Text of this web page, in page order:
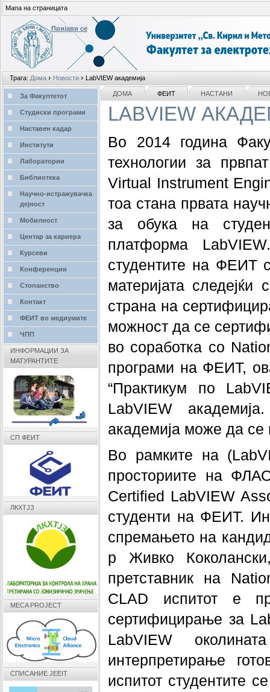
Лични
алати
Пријави се
Трага: Дома › Новости › LabVIEW академија
Мапа на страницата
делови
ДОМА ФЕИТ НАСТАНИ
LABVIEW
Во 2014 година
технологии за
Virtual Instrument
тоа стана првата
за обука на
платформа
студентите на ФЕИТ
материјата
страна на
можност да се
во соработка со
програми на ФЕИТ,
“Практикум по
LabVIEW
академија може да се
Во рамките на
просториите на
Certified LabVIEW
студенти на ФЕИТ.
спремањето на
р Живко
претставник на
CLAD испитот е
сертифицирање за
LabVIEW
интерпретирање
испитот студентите
NAVIGATION
За Факултетот
Студиски програми
Наставен кадар
Институти
Лаборатории
Библиотека
Научно-истражувачка
дејност
Мобилност
Центар за кариера
Курсеви
Конференции
Стопанство
Контакт
ФЕИТ во медиумите
ЧПП
ИНФОРМАЦИИ ЗА
МАТУРАНТИТЕ
СП ФЕИТ
ЛКХТЈЗ
MECA PROJECT
СПИСАНИЕ JEEIT